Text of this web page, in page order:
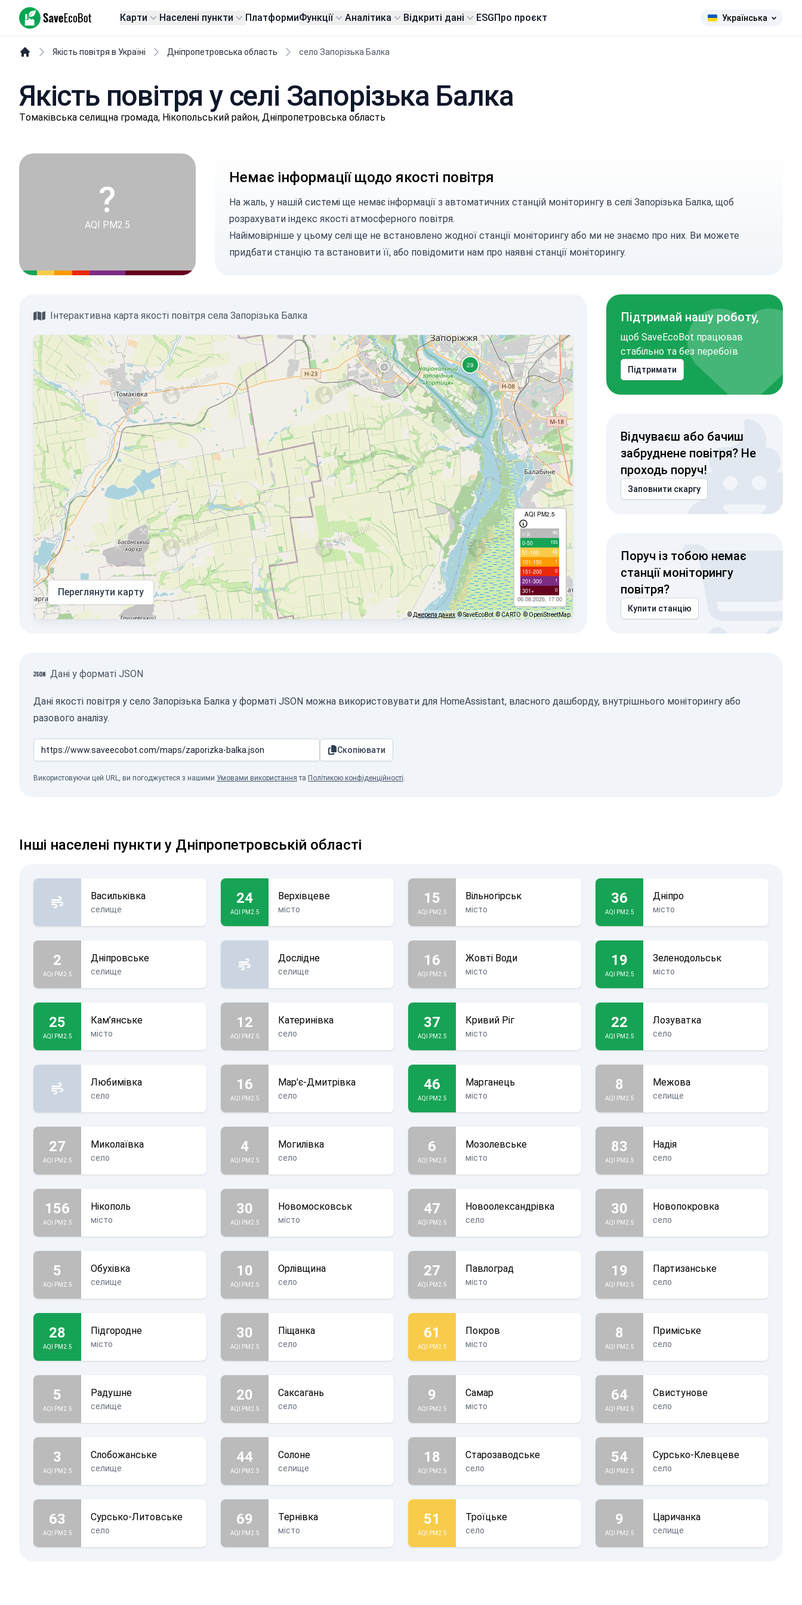
SaveEcoBot Карти Населені пункти ПлатформиФункції Аналітика Відкриті дані ESGПро проєкт Українська
Якість повітря в Україні Дніпропетровська область село Запорізька Балка
Якість повітря у селі Запорізька Балка
Тoмaківськa селищнa громада, Нікопольський район, Дніпропетровська область
?
AQI PM2.5
Немає інформації щодо якості повітря
На жаль, у нашій системі ще немає інформації з автоматичних станцій моніторингу в селі Запорізька Балка, щоб
розрахувати індекс якості атмосферного повітря.
Найімовірніше у цьому селі ще не встановлено жодної станції моніторингу або ми не знаємо про них. Ви можете
придбати станцію та встановити її, або повідомити нампро наявні станції моніторингу.
Інтерактивна карта якості повітря села Запорізька Балка
AQI PM2.5
с/д 86
0-50 193
51-100 68
101-150 1
151-200 0
201-300 1
301+ 0
06.08.2026, 17:00
Переглянути карту
© Джерела даних © SaveEcoBot © CARTO © OpenStreetMap
Підтримай нашу роботу,
щоб SaveEcoBot працював
стабільно та без перебоїв
Підтримати
Відчуваєш або бачиш
забруднене повітря? Не
проходь поруч!
Заповнити скаргу
Поруч із тобою немає
станції моніторингу
повітря?
Купити станцію
Дані у форматі JSON
Дані якості повітря у село Запорізька Балка у форматі JSON можна використовувати для HomeAssistant, власного дашборду, внутрішнього моніторингу або
разового аналізу.
Скопіювати
Використовуючи цей URL, ви погоджуєтеся з нашими Умовами використання та Політикою конфіденційності.
Інші населені пункти у Дніпропетровській області
Васильківка
селище
24
AQI PM2.5
Верхівцеве
місто
15
AQI PM2.5
Вільногірськ
місто
36
AQI PM2.5
Дніпро
місто
2
AQI PM2.5
Дніпровське
селище
Дослідне
селище
16
AQI PM2.5
Жовті Води
місто
19
AQI PM2.5
Зеленодольськ
місто
25
AQI PM2.5
Кам’янське
місто
12
AQI PM2.5
Катеринівка
село
37
AQI PM2.5
Кривий Ріг
місто
22
AQI PM2.5
Лозуватка
село
Любимівка
село
16
AQI PM2.5
Мар'є-Дмитрівка
село
46
AQI PM2.5
Марганець
місто
8
AQI PM2.5
Межова
селище
27
AQI PM2.5
Миколаївка
село
4
AQI PM2.5
Могилівка
село
6
AQI PM2.5
Мозолевське
місто
83
AQI PM2.5
Надія
село
156
AQI PM2.5
Нікополь
місто
30
AQI PM2.5
Новомосковськ
місто
47
AQI PM2.5
Новоолександрівка
село
30
AQI PM2.5
Новопокровка
село
5
AQI PM2.5
Обухівка
селище
10
AQI PM2.5
Орлівщина
село
27
AQI PM2.5
Павлоград
місто
19
AQI PM2.5
Партизанське
село
28
AQI PM2.5
Підгородне
місто
30
AQI PM2.5
Піщанка
село
61
AQI PM2.5
Покров
місто
8
AQI PM2.5
Приміське
село
5
AQI PM2.5
Радушне
селище
20
AQI PM2.5
Саксагань
село
9
AQI PM2.5
Самар
місто
64
AQI PM2.5
Свистунове
село
3
AQI PM2.5
Слобожанське
селище
44
AQI PM2.5
Солоне
селище
18
AQI PM2.5
Старозаводське
село
54
AQI PM2.5
Сурсько-Клевцеве
село
63
AQI PM2.5
Сурсько-Литовське
село
69
AQI PM2.5
Тернівка
місто
51
AQI PM2.5
Троїцьке
село
9
AQI PM2.5
Царичанка
селище